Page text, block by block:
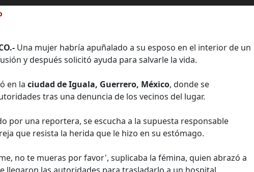
Una mujer habría apuñalado a su esposo en el interior de un
y después solicitó ayuda para salvarle la vida.
en la ciudad de Iguala, Guerrero, México, donde se
tras una denuncia de los vecinos del lugar.
por una reportera, se escucha a la supuesta responsable
que resista la herida que le hizo en su estómago.
no te mueras por favor', suplicaba la fémina, quien abrazó a